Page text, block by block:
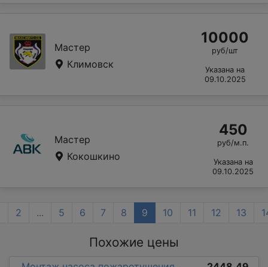
Мастер
Климовск
10000
руб/шт
Указана на
09.10.2025
Мастер
Кокошкино
450
руб/м.п.
Указана на
09.10.2025
2 ... 5 6 7 8 9 10 11 12 13
Похожие цены